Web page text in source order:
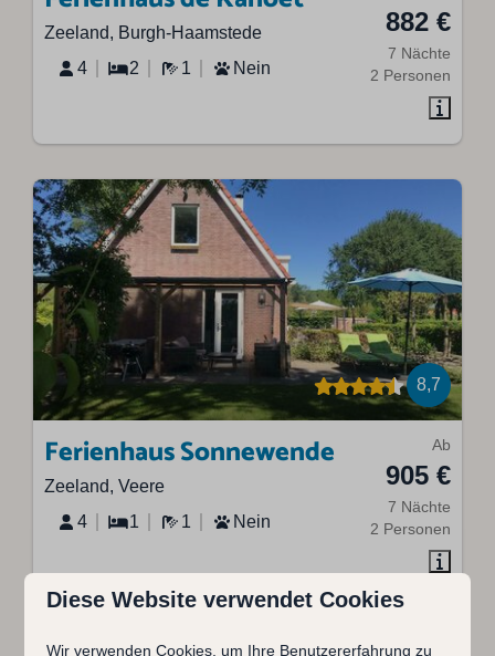
882 €
7 Nächte
2 Personen
Zeeland, Burgh-Haamstede
4
2 1 Nein
8,7
Ab
905 €
7 Nächte
2 Personen
Ferienhaus Sonnewende
Zeeland, Veere
4
1 1 Nein
Diese Website verwendet Cookies
Wir verwenden Cookies, um Ihre Benutzererfahrung zu